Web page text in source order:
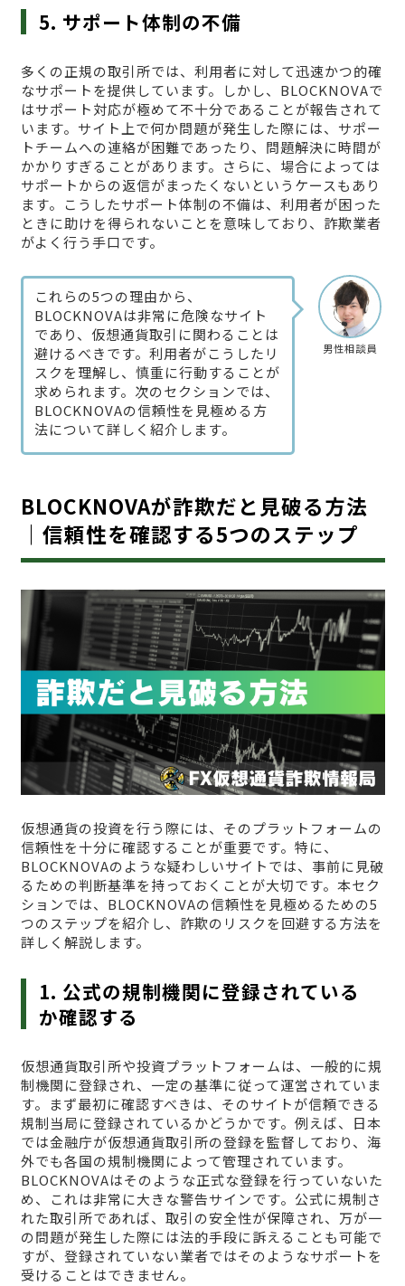
5. サポート体制の不備
多くの正規の取引所では、利用者に対して迅速かつ的確
なサポートを提供しています。しかし、BLOCKNOVAで
はサポート対応が極めて不十分であることが報告されて
います。サイト上で何か問題が発生した際には、サポー
トチームへの連絡が困難であったり、問題解決に時間が
かかりすぎることがあります。さらに、場合によっては
サポートからの返信がまったくないというケースもあり
ます。こうしたサポート体制の不備は、利用者が困った
ときに助けを得られないことを意味しており、詐欺業者
がよく行う手口です。
男性相談員
これらの5つの理由から、
BLOCKNOVAは非常に危険なサイト
であり、仮想通貨取引に関わることは
避けるべきです。利用者がこうしたリ
スクを理解し、慎重に行動することが
求められます。次のセクションでは、
BLOCKNOVAの信頼性を見極める方
法について詳しく紹介します。
BLOCKNOVAが詐欺だと見破る方法
｜信頼性を確認する5つのステップ
仮想通貨の投資を行う際には、そのプラットフォームの
信頼性を十分に確認することが重要です。特に、
BLOCKNOVAのような疑わしいサイトでは、事前に見破
るための判断基準を持っておくことが大切です。本セク
ションでは、BLOCKNOVAの信頼性を見極めるための5
つのステップを紹介し、詐欺のリスクを回避する方法を
詳しく解説します。
1. 公式の規制機関に登録されている
か確認する
仮想通貨取引所や投資プラットフォームは、一般的に規
制機関に登録され、一定の基準に従って運営されていま
す。まず最初に確認すべきは、そのサイトが信頼できる
規制当局に登録されているかどうかです。例えば、日本
では金融庁が仮想通貨取引所の登録を監督しており、海
外でも各国の規制機関によって管理されています。
BLOCKNOVAはそのような正式な登録を行っていないた
め、これは非常に大きな警告サインです。公式に規制さ
れた取引所であれば、取引の安全性が保障され、万が一
の問題が発生した際には法的手段に訴えることも可能で
すが、登録されていない業者ではそのようなサポートを
受けることはできません。